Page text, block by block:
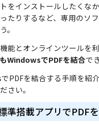
をインストールしたくな
たりするなど、専用のソ
。
能とオンラインツールを利
WindowsでPDFを結合で
PDFを結合する手順を紹
さい。
準搭載アプリでPDF